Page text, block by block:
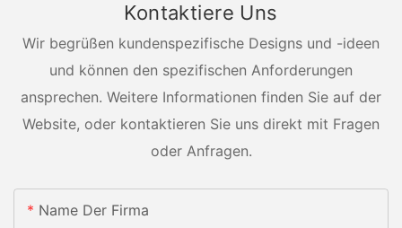
Kontaktiere Uns
Wir begrüßen kundenspezifische Designs und -ideen
und können den spezifischen Anforderungen
ansprechen. Weitere Informationen finden Sie auf der
Website, oder kontaktieren Sie uns direkt mit Fragen
oder Anfragen.
Name Der Firma